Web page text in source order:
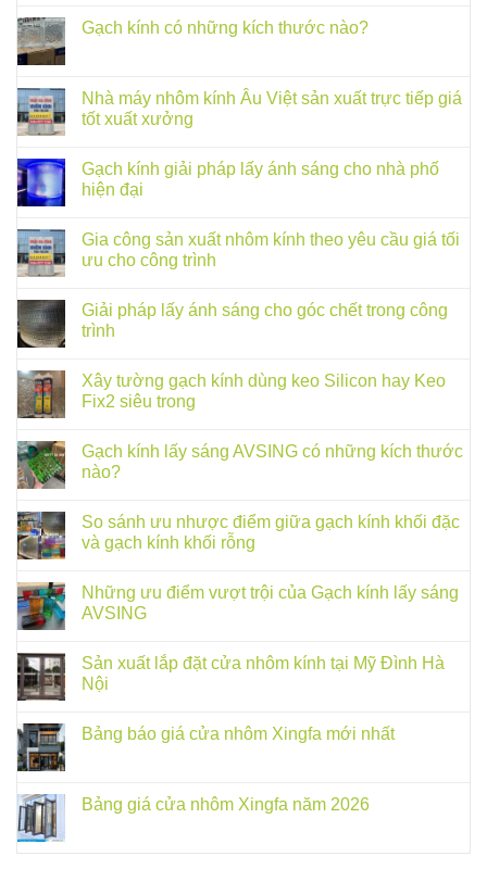
Gạch kính có những kích thước nào?
Nhà máy nhôm kính Âu Việt sản xuất trực tiếp giá
tốt xuất xưởng
Gạch kính giải pháp lấy ánh sáng cho nhà phố
hiện đại
Gia công sản xuất nhôm kính theo yêu cầu giá tối
ưu cho công trình
Giải pháp lấy ánh sáng cho góc chết trong công
trình
Xây tường gạch kính dùng keo Silicon hay Keo
Fix2 siêu trong
Gạch kính lấy sáng AVSING có những kích thước
nào?
So sánh ưu nhược điểm giữa gạch kính khối đặc
và gạch kính khối rỗng
Những ưu điểm vượt trội của Gạch kính lấy sáng
AVSING
Sản xuất lắp đặt cửa nhôm kính tại Mỹ Đình Hà
Nội
Bảng báo giá cửa nhôm Xingfa mới nhất
Bảng giá cửa nhôm Xingfa năm 2026